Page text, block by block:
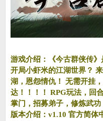
游戏介绍：《今古群侠传
开局小虾米的江湖世界？
湖，恩怨情仇！ 无需开挂
达！！！！ RPG玩法，回
掌门，招募弟子，修炼武功
版本介绍：v1.10 官方简体